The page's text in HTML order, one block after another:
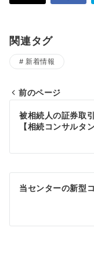
関連タグ
新着情報
投
ビ
ゲ
シ
前のページ
被相続人の証券取
【相続コンサルタ
当センターの新型